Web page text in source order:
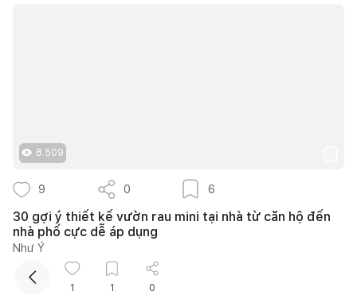
8.509
9 0 6
30 gợi ý thiết kế vườn rau mini tại nhà từ căn hộ đến
nhà phố cực dễ áp dụng
Như Ý
1 1 0